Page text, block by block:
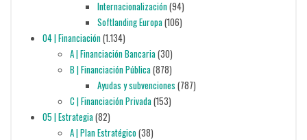
Internacionalización(94)
Softlanding Europa(106)
04 | Financiación(1.134)
A | Financiación Bancaria(30)
B | Financiación Pública(878)
Ayudas y subvenciones (787)
C | Financiación Privada(153)
05 | Estrategia(82)
A | Plan Estratégico(38)